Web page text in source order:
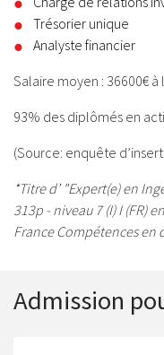
Trésorier unique
Analyste financier
Salaire moyen : 36600€
93% des diplômés en
(Source: enquête
*Titre d’ "Expert(e) en
313p - niveau 7 (I) I (FR)
France Compétences en
Admission